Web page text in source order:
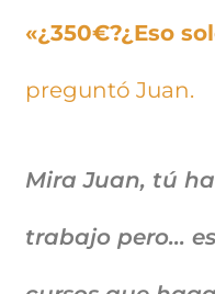
«¿350€?¿Eso
preguntó Juan.
Mira Juan, tú
trabajo pero…